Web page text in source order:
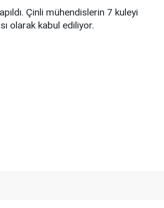
Çinli mühendislerin 7 kuleyi
olarak kabul ediliyor.